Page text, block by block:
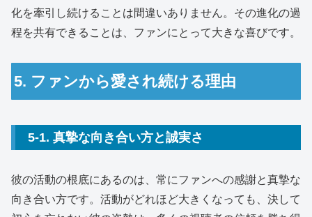
化を牽引し続けることは間違いありません。その進化の過
程を共有できることは、ファンにとって大きな喜びです。
5. ファンから愛され続ける理由
5-1. 真摯な向き合い方と誠実さ
彼の活動の根底にあるのは、常にファンへの感謝と真摯な
向き合い方です。活動がどれほど大きくなっても、決して